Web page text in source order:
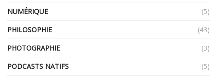
NUMÉRIQUE
(5)
PHILOSOPHIE
(43)
PHOTOGRAPHIE
(3)
PODCASTS NATIFS
(5)